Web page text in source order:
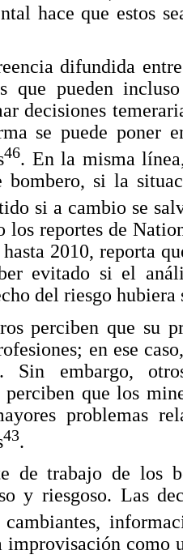
hace que estos
difundida
que pueden
decisiones
se puede poner
46. En la misma
bombero, si la
si a cambio se
los reportes de
2010, reporta
evitado si el
del riesgo hubiera
perciben que su
en ese
Sin embargo,
perciben que los
problemas
43.
de trabajo de los
y riesgoso. Las
cambiantes,
improvisación como